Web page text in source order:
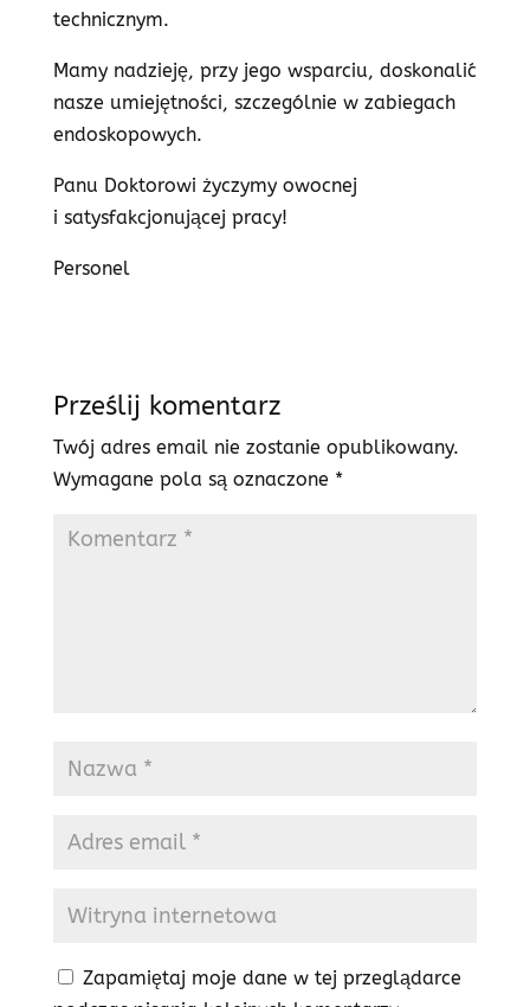
technicznym.
Mamy nadzieję, przy jego wsparciu, doskonalić
nasze umiejętności, szczególnie w zabiegach
endoskopowych.
Panu Doktorowi życzymy owocnej
i satysfakcjonującej pracy!
Personel
Prześlij komentarz
Twój adres email nie zostanie opublikowany.
Wymagane pola są oznaczone *
Zapamiętaj moje dane w tej przeglądarce